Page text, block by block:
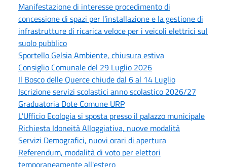
Manifestazione di interesse procedimento di
concessione di spazi per l’installazione e la gestione di
infrastrutture di ricarica veloce per i veicoli elettrici sul
suolo pubblico
Sportello Gelsia Ambiente, chiusura estiva
Consiglio Comunale del 29 Luglio 2026
Il Bosco delle Querce chiude dal 6 al 14 Luglio
Iscrizione servizi scolastici anno scolastico 2026/27
Graduatoria Dote Comune URP
L'Ufficio Ecologia si sposta presso il palazzo municipale
Richiesta Idoneità Alloggiativa, nuove modalità
Servizi Demografici, nuovi orari di apertura
Referendum, modalità di voto per elettori
temporaneamente all'estero